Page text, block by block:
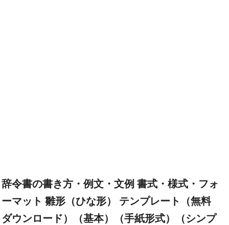
辞令書の書き方・例文・文例 書式・様式・フォ
ーマット 雛形（ひな形） テンプレート（無料
ダウンロード）（基本）（手紙形式）（シンプ